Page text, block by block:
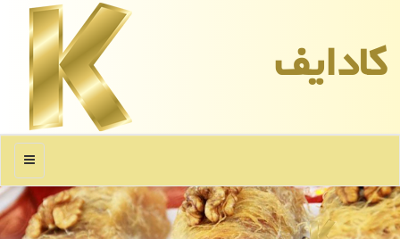
كادایف
منو